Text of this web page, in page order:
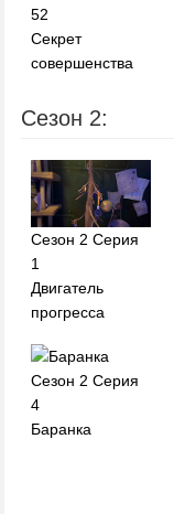
52
Секрет
совершенства
Сезон 2:
Сезон 2 Серия
1
Двигатель
прогресса
Сезон 2 Серия
4
Баранка